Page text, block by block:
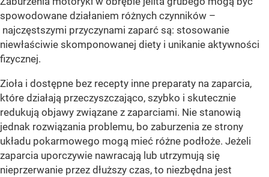
spowodowane działaniem różnych czynników –
najczęstszymi przyczynami zaparć są: stosowanie
niewłaściwie skomponowanej diety i unikanie aktywności
fizycznej.
Zioła i dostępne bez recepty inne preparaty na zaparcia,
które działają przeczyszczająco, szybko i skutecznie
redukują objawy związane z zaparciami. Nie stanowią
jednak rozwiązania problemu, bo zaburzenia ze strony
układu pokarmowego mogą mieć różne podłoże. Jeżeli
zaparcia uporczywie nawracają lub utrzymują się
nieprzerwanie przez dłuższy czas, to niezbędna jest